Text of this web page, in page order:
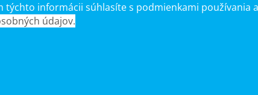
týchto informácii súhlasíte s podmienkami používania
údajov.